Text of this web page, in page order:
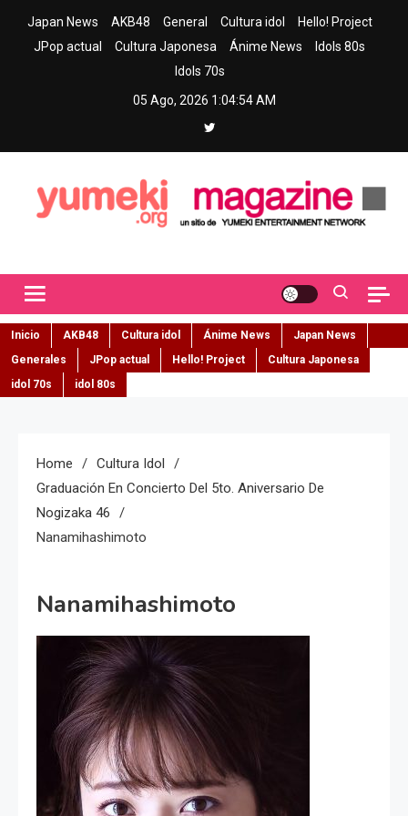
Japan News AKB48 General Cultura idol
Hello! Project
JPop actual
Cultura Japonesa Ánime News
Idols 80s
Idols 70s
05 Ago, 2026 1:04:55 AM
Inicio AKB48 Cultura idol Ánime News
Japan News
Generales
JPop actual Hello! Project
Cultura Japonesa
idol 70s
idol 80s
Home
Cultura Idol
Graduación En Concierto Del 5to. Aniversario De
Nogizaka 46
Nanamihashimoto
Nanamihashimoto